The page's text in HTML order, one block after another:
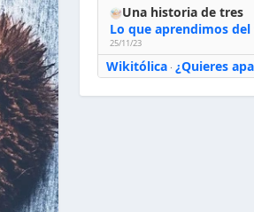
Una historia de tres
25/11/23
Wikitólica· ¿Quieres